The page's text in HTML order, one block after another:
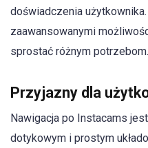
doświadczenia
zaawansowanymi
sprostać różnym potrzebom.
Przyjazny dla
Nawigacja po Instacams
dotykowym i prostym